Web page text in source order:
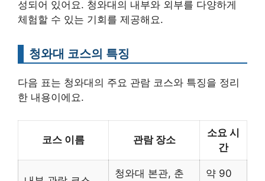
성되어 있어요. 청와대의 내부와 외부를 다양하게
체험할 수 있는 기회를 제공해요.
청와대 코스의 특징
다음 표는 청와대의 주요 관람 코스와 특징을 정리
한 내용이에요.
코스 이름 관람 장소
소요 시
간
청와대 본관, 춘 약 90